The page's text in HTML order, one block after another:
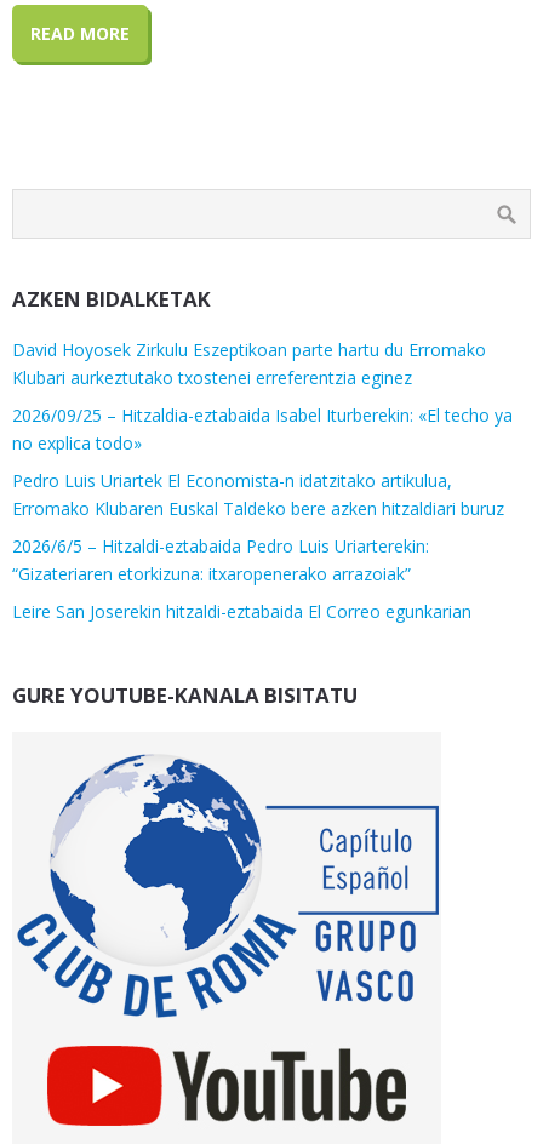
READ MORE
AZKEN BIDALKETAK
David Hoyosek Zirkulu Eszeptikoan parte hartu du Erromako
Klubari aurkeztutako txostenei erreferentzia eginez
2026/09/25 – Hitzaldia-eztabaida Isabel Iturberekin: «El techo ya
no explica todo»
Pedro Luis Uriartek El Economista-n idatzitako artikulua,
Erromako Klubaren Euskal Taldeko bere azken hitzaldiari buruz
2026/6/5 – Hitzaldi-eztabaida Pedro Luis Uriarterekin:
“Gizateriaren etorkizuna: itxaropenerako arrazoiak”
Leire San Joserekin hitzaldi-eztabaida El Correo egunkarian
GURE YOUTUBE-KANALA BISITATU